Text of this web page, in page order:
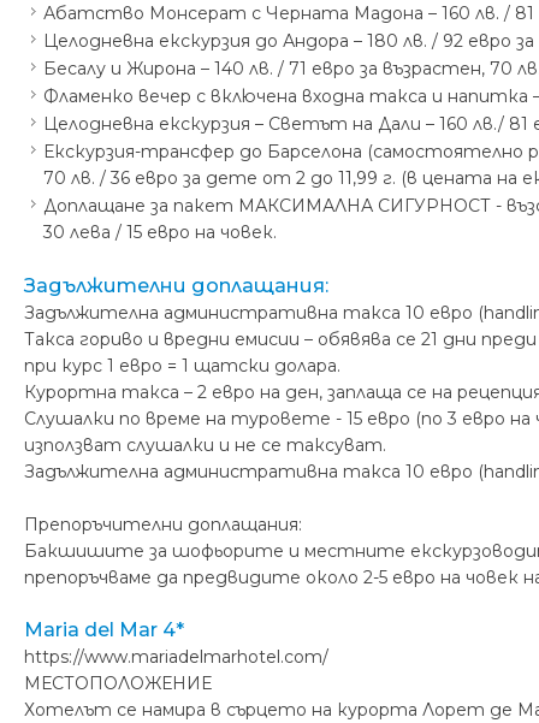
Абатство Монсерат с Черната Мадона – 160 лв. / 81
Целодневна екскурзия до Андора – 180 лв. / 92 евро
Бесалу и Жирона – 140 лв. / 71 евро за възрастен, 70
Фламенко вечер с включена входна такса и напитка
Целодневна екскурзия – Светът на Дали – 160 лв./
Екскурзия-трансфер до Барселона (самостоятелно
70 лв. / 36 евро за дете от 2 до 11,99 г. (в цената на
Доплащане за пакет МАКСИМАЛНА СИГУРНОСТ -
30 лева / 15 евро на човек.
Задължителни доплащания:
Задължителна административна такса 10 евро
Такса гориво и вредни емисии – обявява се 21 дни
при курс 1 евро = 1 щатски долара.
Курортна такса – 2 евро на ден, заплаща се на
Слушалки по време на туровете - 15 евро (по 3 евро
използват слушалки и не се таксуват.
Задължителна административна такса 10 евро
Препоръчителни доплащания:
Бакшишите за шофьорите и местните
препоръчваме да предвидите около 2-5 евро на човек
Maria del Mar 4*
https://www.mariadelmarhotel.com/
МЕСТОПОЛОЖЕНИЕ
Хотелът се намира в сърцето на курорта Лорет де